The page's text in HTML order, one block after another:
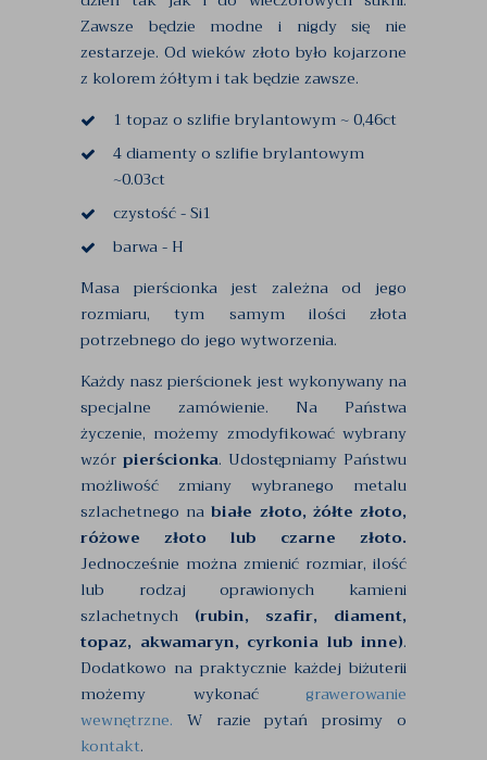
Zawsze będzie modne i nigdy się nie
zestarzeje. Od wieków złoto było kojarzone
z kolorem żółtym i tak będzie zawsze.
1 topaz o szlifie brylantowym ~ 0,46ct
4 diamenty o szlifie brylantowym
~0.03ct
czystość - Si1
barwa - H
Masa pierścionka jest zależna od jego
rozmiaru, tym samym ilości złota
potrzebnego do jego wytworzenia.
Każdy nasz pierścionek jest wykonywany na
specjalne zamówienie. Na Państwa
życzenie, możemy zmodyfikować wybrany
wzór pierścionka. Udostępniamy Państwu
możliwość zmiany wybranego metalu
szlachetnego nabiałe złoto, żółte złoto,
różowe złoto lub czarne złoto.
Jednocześnie można zmienić rozmiar, ilość
lub rodzaj oprawionych kamieni
szlachetnych (rubin, szafir, diament,
topaz, akwamaryn, cyrkonia lub inne).
Dodatkowo na praktycznie każdej biżuterii
możemy wykonać grawerowanie
wewnętrzne. W razie pytań prosimy o
kontakt.